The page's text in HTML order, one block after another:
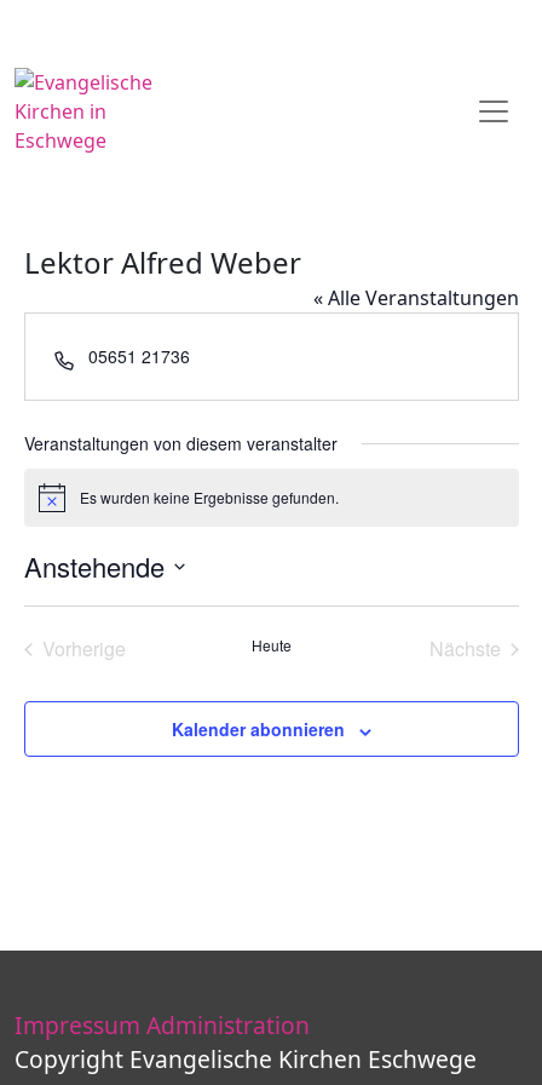
Lektor Alfred Weber
« Alle Veranstaltungen
Telefon
05651 21736
Veranstaltungen von diesem veranstalter
HinweisEs wurden keine Ergebnisse gefunden.
Anstehende
Datum
Vorherige
Heute
Nächste
Kalender abonnieren
Impressum Administration
Copyright Evangelische Kirchen Eschwege